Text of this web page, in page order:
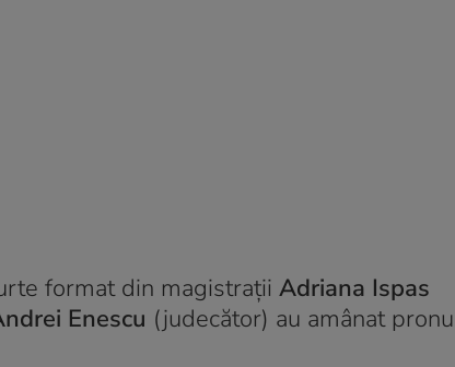
format din magistrații Adriana Ispas
Enescu (judecător) au amânat